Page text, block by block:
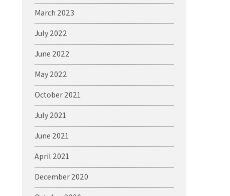
March 2023
July 2022
June 2022
May 2022
October 2021
July 2021
June 2021
April 2021
December 2020